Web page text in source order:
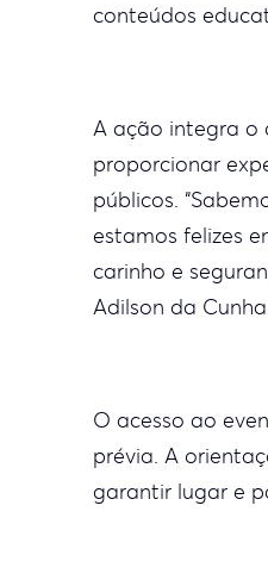
conteúdos
A ação integra o
proporcionar
públicos.
estamos felizes
carinho e
Adilson da
O acesso ao
prévia. A
garantir lugar e